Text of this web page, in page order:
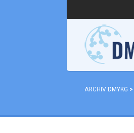
ARCHIV DMYKG >